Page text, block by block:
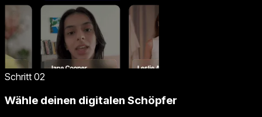
Schritt 02
Wähle deinen digitalen Schöpfer